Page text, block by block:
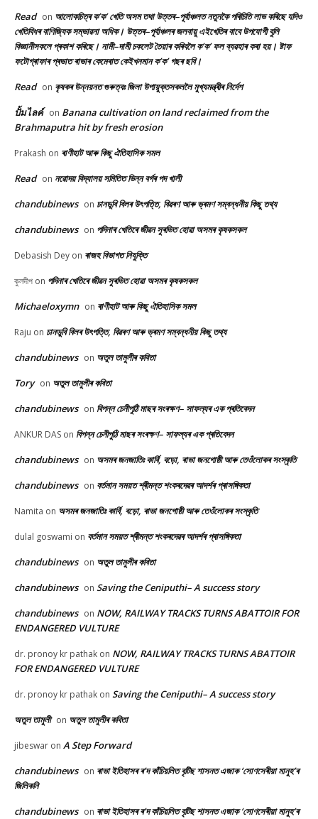
Read on আলোকচিত্ৰ ক’ক’ খেতি অসম তথা উত্তৰ–পূৰ্বাঞ্চলত নতুনকৈ পৰিচিতি লাভ কৰিছে যদিও
খেতিবিধৰ বাণিজ্যিক সম্ভাৱনা অধিক। উত্তৰ–পূৰ্বাঞ্চলৰ জলবায়ু এইখেতিৰ বাবে উপযোগী বুলি
বিজ্ঞানীসকলে প্ৰকাশ কৰিছে। নামী–দামী চকলেট তৈয়াৰ কৰিবলৈ ক’ক’ ফল ব্যৱহাৰ কৰা হয়। ষ্টাফ
ফটোগ্ৰাফাৰ প্ৰভাত ৰাভাৰ কেমেৰাত কেইখনমান ক’ক’ গছৰ ছবি।
Read on কৃষকৰ উন্নয়নত গুৰুত্বঃ জিলা উপায়ুক্তসকললৈ মুখ্যমন্ত্ৰীৰ নিৰ্দেশ
ปั้มไลค์ on Banana cultivation on land reclaimed from the
Brahmaputra hit by fresh erosion
Prakash on ৰাণীহাট আৰু কিছু ঐতিহাসিক সমল
Read on নৱোদয় বিদ্যালয় সমিতিত ভিন্ন বৰ্গৰ পদ খালী
chandubinews on চানডুবি বিলৰ উৎপত্তি, বিৱৰণ আৰু ভ্ৰমণ সম্বন্ধনীয় কিছু তথ্য
chandubinews on পদিনাৰ খেতিৰে জীৱন সুৰভিত হোৱা অসমৰ কৃষকসকল
Debasish Dey on ৰাজহ বিভাগত নিযুক্তি
কুলদীপ on পদিনাৰ খেতিৰে জীৱন সুৰভিত হোৱা অসমৰ কৃষকসকল
Michaeloxymn on ৰাণীহাট আৰু কিছু ঐতিহাসিক সমল
Raju on চানডুবি বিলৰ উৎপত্তি, বিৱৰণ আৰু ভ্ৰমণ সম্বন্ধনীয় কিছু তথ্য
chandubinews on অতুল তামুলীৰ কবিতা
Tory on অতুল তামুলীৰ কবিতা
chandubinews on বিপন্ন চেনীপুঠি মাছৰ সংৰক্ষণ– সাফল্যৰ এক প্ৰতিবেদন
ANKUR DAS on বিপন্ন চেনীপুঠি মাছৰ সংৰক্ষণ– সাফল্যৰ এক প্ৰতিবেদন
chandubinews on অসমৰ জনজাতিঃ কাৰ্বি, বড়ো, ৰাভা জনগোষ্ঠী আৰু তেওঁলোকৰ সংস্কৃতি
chandubinews on বৰ্তমান সময়ত শ্ৰীমন্ত শংকৰদেৱৰ আদৰ্শৰ প্ৰাসঙ্গিকতা
Namita on অসমৰ জনজাতিঃ কাৰ্বি, বড়ো, ৰাভা জনগোষ্ঠী আৰু তেওঁলোকৰ সংস্কৃতি
dulal goswami on বৰ্তমান সময়ত শ্ৰীমন্ত শংকৰদেৱৰ আদৰ্শৰ প্ৰাসঙ্গিকতা
chandubinews on অতুল তামুলীৰ কবিতা
chandubinews on Saving the Ceniputhi– A success story
chandubinews on NOW, RAILWAY TRACKS TURNS ABATTOIR FOR
ENDANGERED VULTURE
dr. pronoy kr pathak on NOW, RAILWAY TRACKS TURNS ABATTOIR
FOR ENDANGERED VULTURE
dr. pronoy kr pathak on Saving the Ceniputhi– A success story
অতুল তামুলী on অতুল তামুলীৰ কবিতা
jibeswar on A Step Forward
chandubinews on ৰাভা ইতিহাসৰ ৰ’দ কাঁচিয়লিত বৃটিছ শাসনত এজাক ‘সোণসেৰীয়া মানুহ’ৰ
জিলিকনি
chandubinews on ৰাভা ইতিহাসৰ ৰ’দ কাঁচিয়লিত বৃটিছ শাসনত এজাক ‘সোণসেৰীয়া মানুহ’ৰ